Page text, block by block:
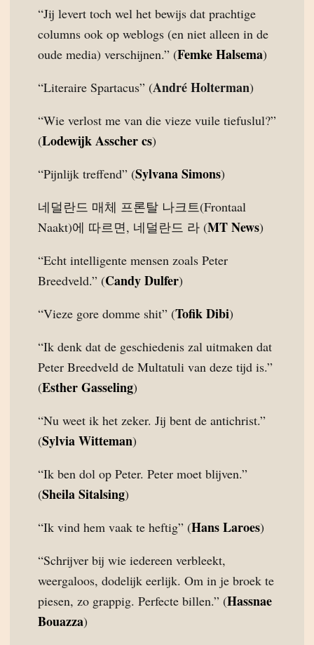
“Jij levert toch wel het bewijs dat prachtige
columns ook op weblogs (en niet alleen in de
oude media) verschijnen.” (Femke Halsema)
“Literaire Spartacus” (André Holterman)
“Wie verlost me van die vieze vuile tiefuslul?”
(Lodewijk Asscher cs)
“Pijnlijk treffend” (Sylvana Simons)
네덜란드 매체 프론탈 나크트(Frontaal
Naakt)에 따르면, 네덜란드 라 (MT News)
“Echt intelligente mensen zoals Peter
Breedveld.” (Candy Dulfer)
“Vieze gore domme shit” (Tofik Dibi)
“Ik denk dat de geschiedenis zal uitmaken dat
Peter Breedveld de Multatuli van deze tijd is.”
(Esther Gasseling)
“Nu weet ik het zeker. Jij bent de antichrist.”
(Sylvia Witteman)
“Ik ben dol op Peter. Peter moet blijven.”
(Sheila Sitalsing)
“Ik vind hem vaak te heftig” (Hans Laroes)
“Schrijver bij wie iedereen verbleekt,
weergaloos, dodelijk eerlijk. Om in je broek te
piesen, zo grappig. Perfecte billen.” (Hassnae
Bouazza)